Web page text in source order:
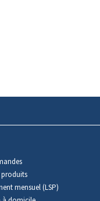
produits
mensuel (LSP)